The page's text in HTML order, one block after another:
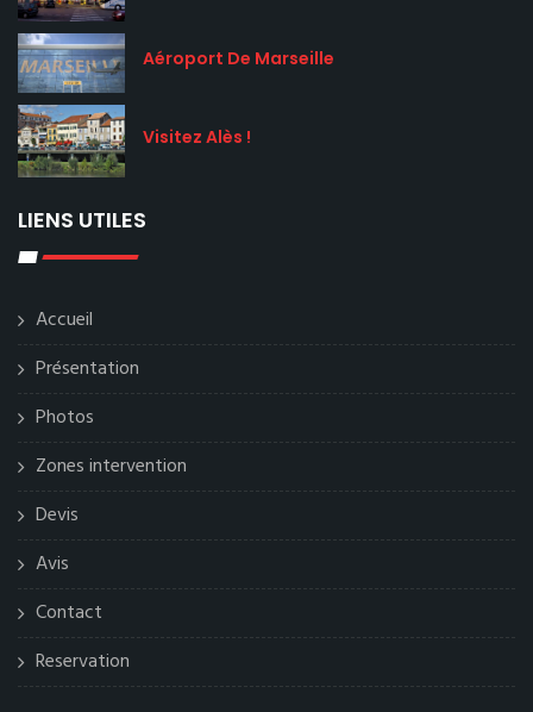
Aéroport De Marseille
Visitez Alès !
LIENS UTILES
Accueil
Présentation
Photos
Zones intervention
Devis
Avis
Contact
Reservation